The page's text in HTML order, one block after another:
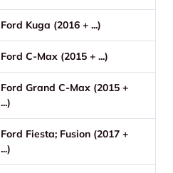
Ford Kuga (2016 + ...)
Ford C-Max (2015 + ...)
Ford Grand C-Max (2015 +
...)
Ford Fiesta; Fusion (2017 +
...)